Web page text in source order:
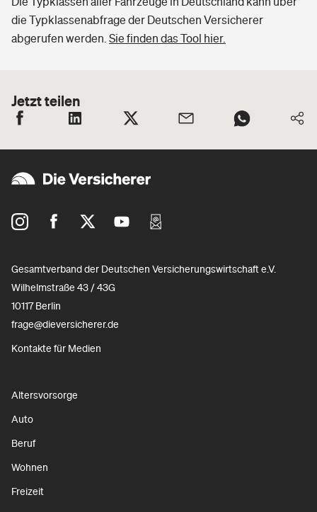
die Typklassenabfrage der Deutschen Versicherer
abgerufen werden. Sie finden das Tool hier.
Jetzt teilen
Gesamtverband der Deutschen Versicherungswirtschaft e.V.
Wilhelmstraße 43 / 43G
10117 Berlin
frage@dieversicherer.de
Kontakte für Medien
Altersvorsorge
Auto
Beruf
Wohnen
Freizeit